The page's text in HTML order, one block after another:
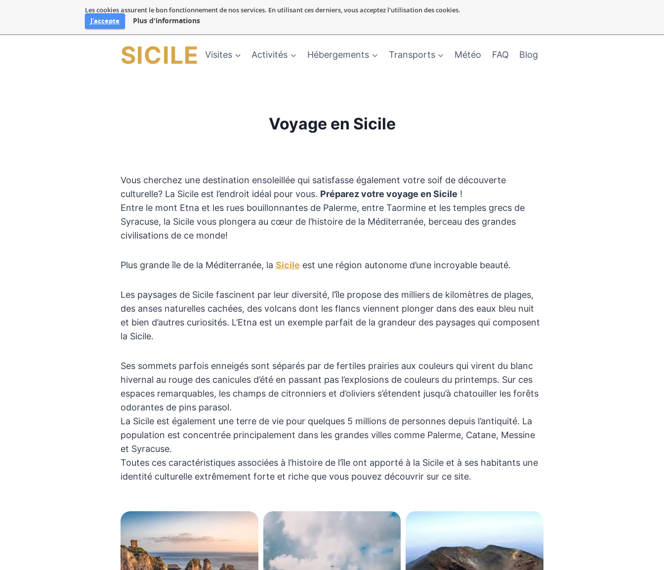
Les cookies assurent le bon fonctionnement de nos services. En utilisant ces derniers, vous acceptez l'utilisation des cookies.
J'accepte
Plus d'informations
SICILE Visites Activités Hébergements Transports Météo FAQ Blog
Voyage en Sicile
Vous cherchez une destination ensoleillée qui satisfasse également votre soif de découverte
culturelle? La Sicile est l’endroit idéal pour vous. Préparez votre voyage en Sicile !
Entre le mont Etna et les rues bouillonnantes de Palerme, entre Taormine et les temples grecs de
Syracuse, la Sicile vous plongera au cœur de l’histoire de la Méditerranée, berceau des grandes
civilisations de ce monde!
Plus grande île de la Méditerranée, la Sicile est une région autonome d’une incroyable beauté.
Les paysages de Sicile fascinent par leur diversité, l’île propose des milliers de kilomètres de plages,
des anses naturelles cachées, des volcans dont les flancs viennent plonger dans des eaux bleu nuit
et bien d’autres curiosités. L’Etna est un exemple parfait de la grandeur des paysages qui composent
la Sicile.
Ses sommets parfois enneigés sont séparés par de fertiles prairies aux couleurs qui virent du blanc
hivernal au rouge des canicules d’été en passant pas l’explosions de couleurs du printemps. Sur ces
espaces remarquables, les champs de citronniers et d’oliviers s’étendent jusqu’à chatouiller les forêts
odorantes de pins parasol.
La Sicile est également une terre de vie pour quelques 5 millions de personnes depuis l’antiquité. La
population est concentrée principalement dans les grandes villes comme Palerme, Catane, Messine
et Syracuse.
Toutes ces caractéristiques associées à l’histoire de l’île ont apporté à la Sicile et à ses habitants une
identité culturelle extrêmement forte et riche que vous pouvez découvrir sur ce site.